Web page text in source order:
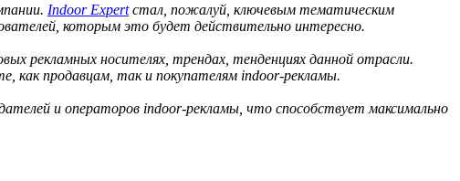
Indoor Expertстал, пожалуй, ключевым тематическим
которым это будет действительно интересно.
рекламных носителях, трендах, тенденциях данной отрасли.
как продавцам, так и покупателям indoor-рекламы.
и операторов indoor-рекламы, что способствует максимально